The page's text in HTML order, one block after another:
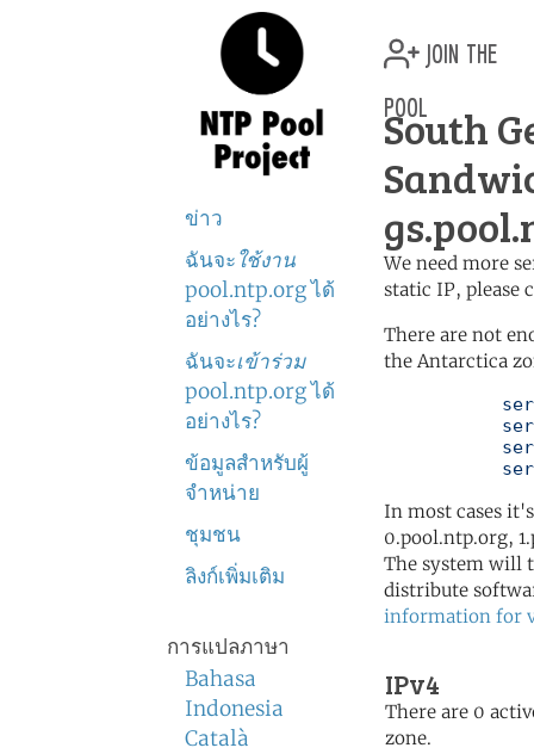
ข่าว
ฉันจะใช้งาน
pool.ntp.org ได้
อย่างไร?
ฉันจะเข้าร่วม
pool.ntp.org ได้
อย่างไร?
ข้อมูลสำหรับผู้
จำหน่าย
ชุมชน
ลิงก์เพิ่มเติม
การแปลภาษา
Bahasa
Indonesia
Català
join the
pool
South
We need more
static IP, please
There are not
the Antarctica
In most cases
0.pool.ntp.org,
The system will
distribute
information for
IPv4
There are 0
zone.